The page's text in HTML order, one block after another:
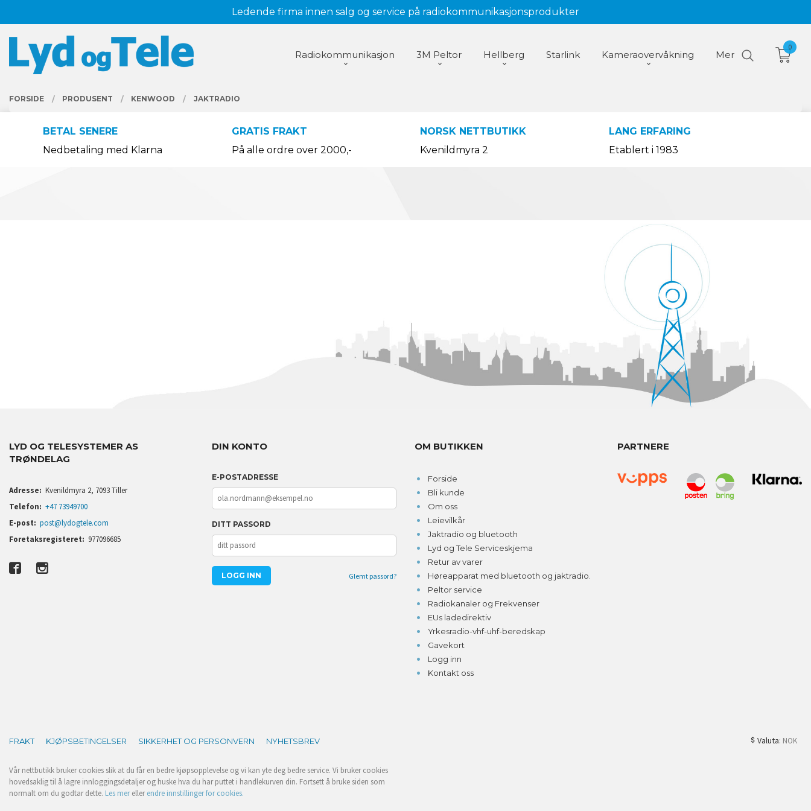
til
innholdet
Ledende firma innen salg og service på radiokommunikasjonsprodukter
PRODUKTER
Radiokommunikasjon 3M Peltor Hellberg Starlink Kameraovervåkning Mer
0
FORSIDE PRODUSENT KENWOOD JAKTRADIO
BETAL SENERE
Nedbetaling med Klarna
GRATIS FRAKT
På alle ordre over 2000,-
NORSK NETTBUTIKK
Kvenildmyra 2
LANG ERFARING
Etablert i 1983
LYD OG TELESYSTEMER AS
TRØNDELAG
Adresse: Kvenildmyra 2, 7093 Tiller
Telefon: +47 73949700
E-post: post@lydogtele.com
Foretaksregisteret: 977096685
DIN KONTO
E-POSTADRESSE
DITT PASSORD
Glemt passord?
OM BUTIKKEN
Forside
Bli kunde
Om oss
Leievilkår
Jaktradio og bluetooth
Lyd og Tele Serviceskjema
Retur av varer
Høreapparat med bluetooth og jaktradio.
Peltor service
Radiokanaler og Frekvenser
EUs ladedirektiv
Yrkesradio-vhf-uhf-beredskap
Gavekort
Logg inn
Kontakt oss
PARTNERE
Valuta: NOK
FRAKT KJØPSBETINGELSER SIKKERHET OG PERSONVERN NYHETSBREV
Vår nettbutikk bruker cookies slik at du får en bedre kjøpsopplevelse og vi kan yte deg bedre service. Vi bruker cookies
hovedsaklig til å lagre innloggingsdetaljer og huske hva du har puttet i handlekurven din. Fortsett å bruke siden som
normalt om du godtar dette. Les merellerendre innstillinger for cookies.